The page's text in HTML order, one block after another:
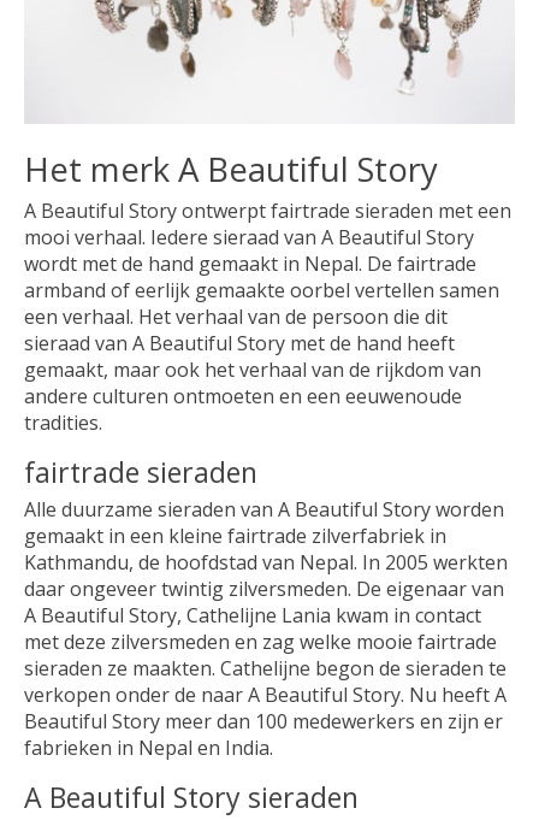
Het merk A Beautiful Story
A Beautiful Story ontwerpt fairtrade sieraden met een
mooi verhaal. Iedere sieraad van A Beautiful Story
wordt met de hand gemaakt in Nepal. De fairtrade
armband of eerlijk gemaakte oorbel vertellen samen
een verhaal. Het verhaal van de persoon die dit
sieraad van A Beautiful Story met de hand heeft
gemaakt, maar ook het verhaal van de rijkdom van
andere culturen ontmoeten en een eeuwenoude
tradities.
fairtrade sieraden
Alle duurzame sieraden van A Beautiful Story worden
gemaakt in een kleine fairtrade zilverfabriek in
Kathmandu, de hoofdstad van Nepal. In 2005 werkten
daar ongeveer twintig zilversmeden. De eigenaar van
A Beautiful Story, Cathelijne Lania kwam in contact
met deze zilversmeden en zag welke mooie fairtrade
sieraden ze maakten. Cathelijne begon de sieraden te
verkopen onder de naar A Beautiful Story. Nu heeft A
Beautiful Story meer dan 100 medewerkers en zijn er
fabrieken in Nepal en India.
A Beautiful Story sieraden